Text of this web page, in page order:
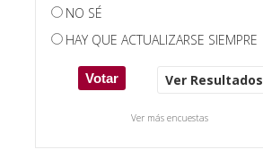
NO SÉ
HAY QUE ACTUALIZARSE SIEMPRE
Ver Resultados
Ver más encuestas